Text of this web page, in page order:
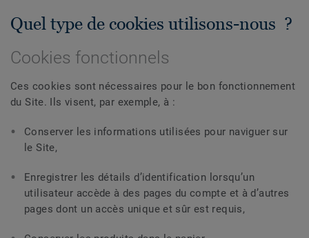
Quel type de cookies utilisons-nous ?
Cookies fonctionnels
Ces cookies sont nécessaires pour le bon fonctionnement
du Site. Ils visent, par exemple, à :
Conserver les informations utilisées pour naviguer sur
le Site,
Enregistrer les détails d’identification lorsqu’un
utilisateur accède à des pages du compte et à d’autres
pages dont un accès unique et sûr est requis,